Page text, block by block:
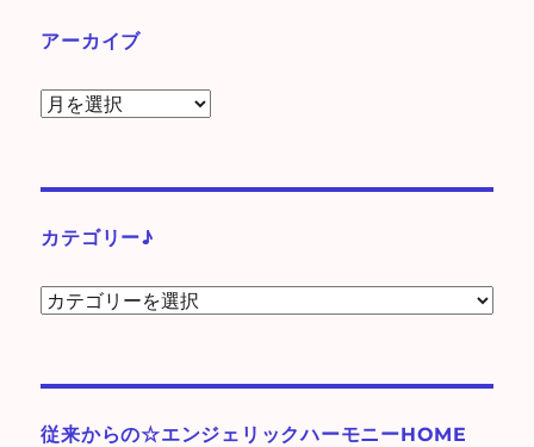
アーカイブ
ア
ブ
カテゴリー♪
カ
ー
従来からの☆エンジェリックハーモニーHOME